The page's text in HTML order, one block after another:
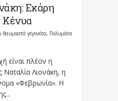
Εκάρη
Κένυα
γεγονότα, Πολυμέσα
είναι πλέον η
Ναταλία Λιονάκη, η
«Φεβρωνία». Η